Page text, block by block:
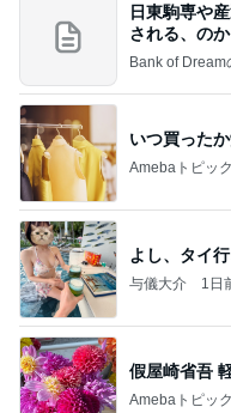
日東駒専や
される、のか
Bank of Dream
いつ買った
Amebaトピッ
よし、タイ行
与儀大介 1日
假屋崎省吾
Amebaトピッ